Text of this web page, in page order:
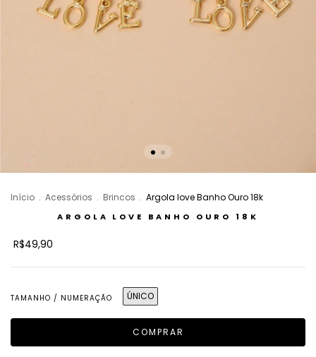
Início . Acessórios . Brincos . Argola love Banho Ouro 18k
ARGOLA LOVE BANHO OURO 18K
R$49,90
TAMANHO / NUMERAÇÃO ÚNICO